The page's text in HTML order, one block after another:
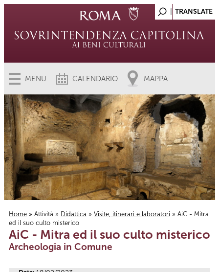
MENU CALENDARIO MAPPA
Tu sei qui
Home » Attività » Didattica » Visite, itinerari e laboratori » AiC - Mitra
ed il suo culto misterico
AiC - Mitra ed il suo culto misterico
Archeologia in Comune